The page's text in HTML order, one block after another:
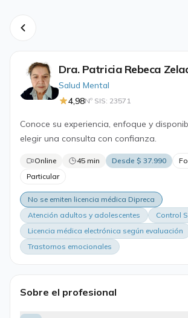
Dra. Patricia Rebeca
Salud Mental
4,98Nº SIS: 23571
Conoce su experiencia, enfoque y
elegir una consulta con confianza.
Online 45 min Desde $ 37.990
Particular
No se emiten licencia médica Dipreca
Atención adultos y adolescentes
Control
Licencia médica electrónica según evaluación
Trastornos emocionales
Sobre el profesional